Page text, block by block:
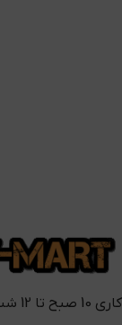
کاری 10 صبح تا 12 شب , پشتیبانی 24 ساعته